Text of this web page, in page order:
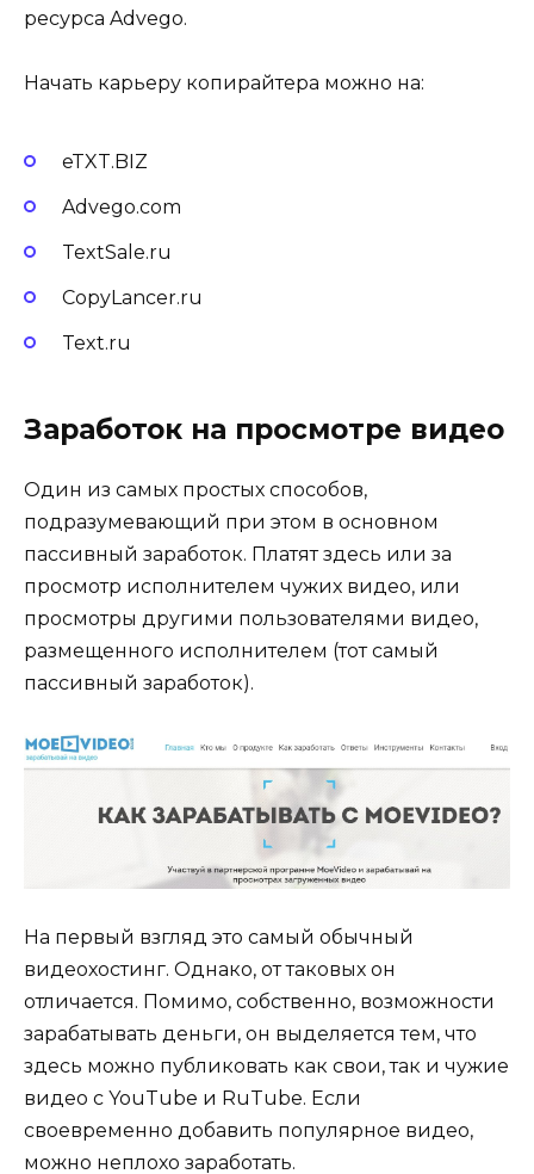
ресурса Advego.
Начать карьеру копирайтера можно на:
eTXT.BIZ
Advego.com
TextSale.ru
CopyLancer.ru
Text.ru
Заработок на просмотре видео
Один из самых простых способов,
подразумевающий при этом в основном
пассивный заработок. Платят здесь или за
просмотр исполнителем чужих видео, или
просмотры другими пользователями видео,
размещенного исполнителем (тот самый
пассивный заработок).
На первый взгляд это самый обычный
видеохостинг. Однако, от таковых он
отличается. Помимо, собственно, возможности
зарабатывать деньги, он выделяется тем, что
здесь можно публиковать как свои, так и чужие
видео с YouTube и RuTube. Если
своевременно добавить популярное видео,
можно неплохо заработать.